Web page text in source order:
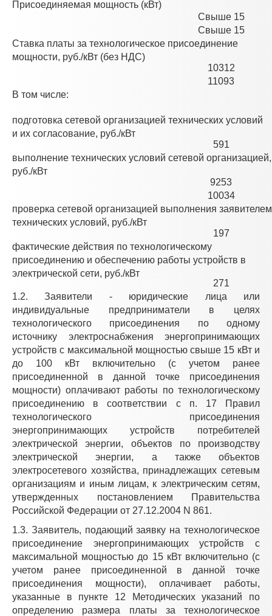
Присоединяемая мощность (кВт)
Свыше 15
Свыше 15
Ставка платы за технологическое присоединение
мощности, руб./кВт (без НДС)
10312
11093
В том числе:
подготовка сетевой организацией технических условий
и их согласование, руб./кВт
591
выполнение технических условий сетевой организацией,
руб./кВт
9253
10034
проверка сетевой организацией выполнения заявителем
технических условий, руб./кВт
197
фактические действия по технологическому
присоединению и обеспечению работы устройств в
электрической сети, руб./кВт
271
1.2. Заявители - юридические лица или
индивидуальные предприниматели в целях
технологического присоединения по одному
источнику электроснабжения энергопринимающих
устройств с максимальной мощностью свыше 15 кВт и
до 100 кВт включительно (с учетом ранее
присоединенной в данной точке присоединения
мощности) оплачивают работы по технологическому
присоединению в соответствии с п. 17 Правил
технологического присоединения
энергопринимающих устройств потребителей
электрической энергии, объектов по производству
электрической энергии, а также объектов
электросетевого хозяйства, принадлежащих сетевым
организациям и иным лицам, к электрическим сетям,
утвержденных постановлением Правительства
Российской Федерации от 27.12.2004 N 861.
1.3. Заявитель, подающий заявку на технологическое
присоединение энергопринимающих устройств с
максимальной мощностью до 15 кВт включительно (с
учетом ранее присоединенной в данной точке
присоединения мощности), оплачивает работы,
указанные в пункте 12 Методических указаний по
определению размера платы за технологическое